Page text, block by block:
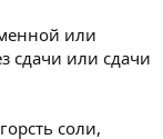
или
сдачи или сдачи
соли,